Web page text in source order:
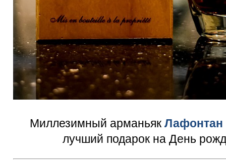
Миллезимный арманьяк Лафонтан
лучший подарок на День